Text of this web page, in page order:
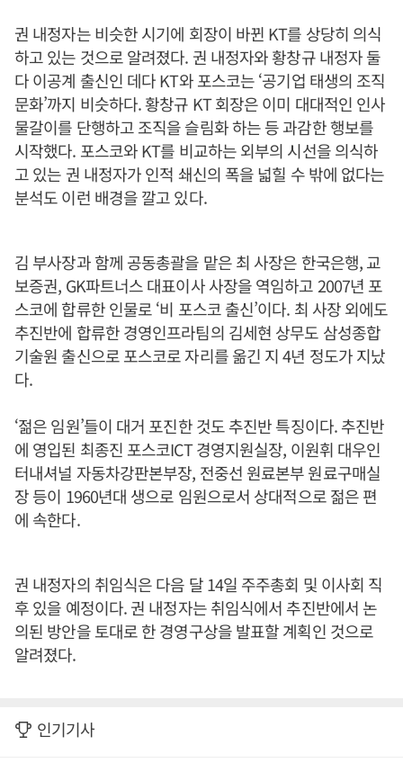
권 내정자는 비슷한 시기에 회장이 바뀐 KT를 상당히 의식
하고 있는 것으로 알려졌다. 권 내정자와 황창규 내정자 둘
다 이공계 출신인 데다 KT와 포스코는 ‘공기업 태생의 조직
문화’까지 비슷하다. 황창규 KT 회장은 이미 대대적인 인사
물갈이를 단행하고 조직을 슬림화 하는 등 과감한 행보를
시작했다. 포스코와 KT를 비교하는 외부의 시선을 의식하
고 있는 권 내정자가 인적 쇄신의 폭을 넓힐 수 밖에 없다는
분석도 이런 배경을 깔고 있다.
김 부사장과 함께 공동총괄을 맡은 최 사장은 한국은행, 교
보증권, GK파트너스 대표이사 사장을 역임하고 2007년 포
스코에 합류한 인물로 ‘비 포스코 출신’이다. 최 사장 외에도
추진반에 합류한 경영인프라팀의 김세현 상무도 삼성종합
기술원 출신으로 포스코로 자리를 옮긴 지 4년 정도가 지났
다.
‘젊은 임원’들이 대거 포진한 것도 추진반 특징이다. 추진반
에 영입된 최종진 포스코ICT 경영지원실장, 이원휘 대우인
터내셔널 자동차강판본부장, 전중선 원료본부 원료구매실
장 등이 1960년대 생으로 임원으로서 상대적으로 젊은 편
에 속한다.
권 내정자의 취임식은 다음 달 14일 주주총회 및 이사회 직
후 있을 예정이다. 권 내정자는 취임식에서 추진반에서 논
의된 방안을 토대로 한 경영구상을 발표할 계획인 것으로
알려졌다.
인기기사